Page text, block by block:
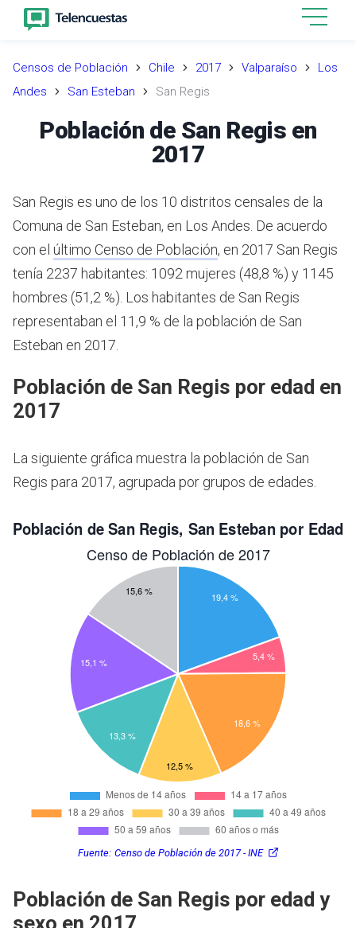
Censos de Población Chile 2017 Valparaíso
Los
Andes
San Esteban San Regis
Población de San Regis en
2017
San Regis es uno de los 10 distritos censales de la
Comuna de San Esteban, en Los Andes. De acuerdo
con el último Censo de Población, en 2017 San Regis
tenía 2237 habitantes: 1092 mujeres (48,8 %) y 1145
hombres (51,2 %). Los habitantes de San Regis
representaban el 11,9 % de la población de San
Esteban en 2017.
Población de San Regis por edad en
2017
La siguiente gráfica muestra la población de San
Regis para 2017, agrupada por grupos de edades.
Fuente: Censo de Población de 2017 - INE
Población de San Regis por edad y
sexo en 2017